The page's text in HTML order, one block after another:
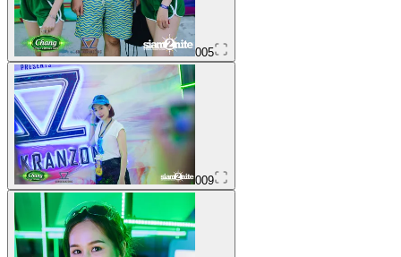
005
009